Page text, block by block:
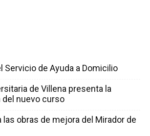
Servicio de Ayuda a Domicilio
de Villena presenta la
nuevo curso
las obras de mejora del Mirador de